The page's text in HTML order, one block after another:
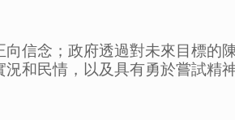
信念；政府透過對未來目標
和民情，以及具有勇於嘗試精神